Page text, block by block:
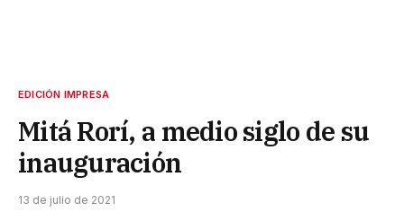
EDICIÓN IMPRESA
Mitá Rorí, a medio siglo de su
inauguración
13 de julio de 2021